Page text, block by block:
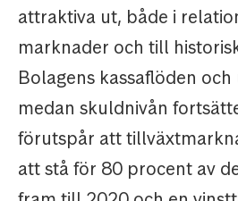
attraktiva ut, både i
marknader och till
Bolagens kassaflöden
medan skuldnivån
förutspår att
att stå för 80 procent av